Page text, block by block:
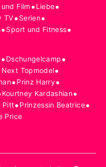
Film •Liebe•
TV•Serien•
•Sport und Fitness•
•Dschungelcamp•
Topmodel•
•Prinz Harry•
Kourtney Kardashian•
Pitt•Prinzessin Beatrice•
Price